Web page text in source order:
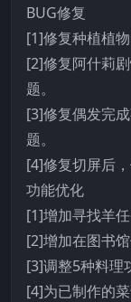
BUG修复
[1]修复种植植
[2]修复阿什莉
题。
[3]修复偶发完
题。
[4]修复切屏后
功能优化
[1]增加寻找羊
[2]增加在图书
[3]调整5种料理
[4]为已制作的